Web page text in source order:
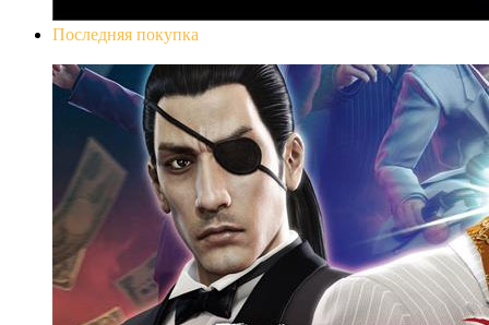
Последняя покупка